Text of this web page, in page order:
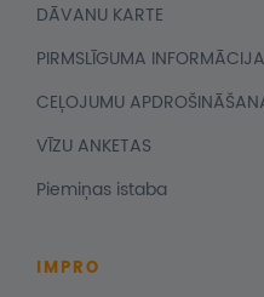
DĀVANU KARTE
PIRMSLĪGUMA
CEĻOJUMU
VĪZU ANKETAS
Piemiņas istaba
IMPRO